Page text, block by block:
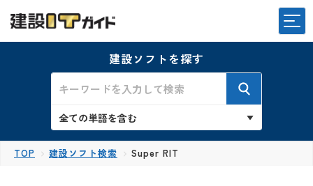
建設ソフトを探す
TOP 建設ソフト検索 Super RIT